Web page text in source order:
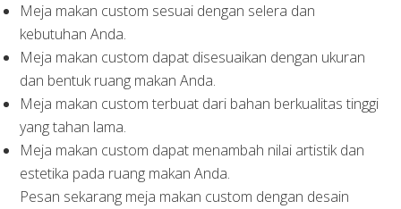
Meja makan custom sesuai dengan selera dan
kebutuhan Anda.
Meja makan custom dapat disesuaikan dengan ukuran
dan bentuk ruang makan Anda.
Meja makan custom terbuat dari bahan berkualitas tinggi
yang tahan lama.
Meja makan custom dapat menambah nilai artistik dan
estetika pada ruang makan Anda.
Pesan sekarang meja makan custom dengan desain